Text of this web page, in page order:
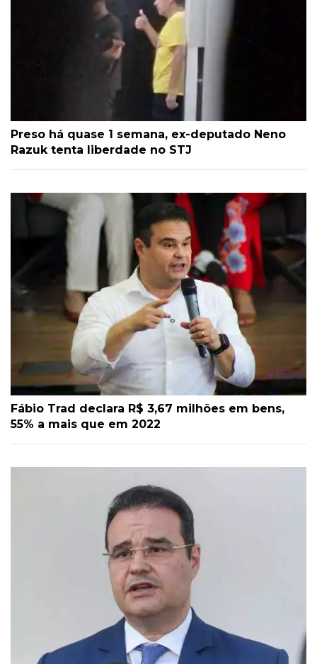
Preso há quase 1 semana, ex-deputado Neno
Razuk tenta liberdade no STJ
Fábio Trad declara R$ 3,67 milhões em bens,
55% a mais que em 2022